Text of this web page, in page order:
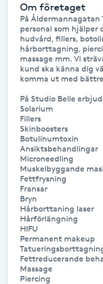
Spraytan
Stylist
Sugaring
Svensk massage
Svettbehandling
Tuina-massage
Taktil massage
Tandblekning
Tandläkare
Tatuering
Om företaget
På
personal som hjälper
hudvård, fillers,
hårborttagning,
massage mm. Vi
kund ska känna dig
komma ut med
På Studio Belle
Solarium
Fillers
Skinboosters
Botulinumtoxin
Ansiktsbehandlingar
Microneedling
Muskelbyggande
Fettfrysning
Fransar
Bryn
Hårborttaning laser
Hårförlängning
HIFU
Permanent makeup
Fettreducerande
Massage
Piercing